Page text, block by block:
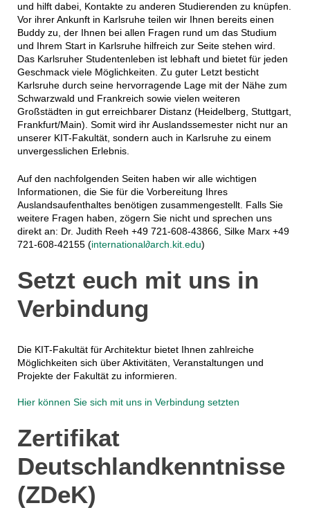
und hilft dabei, Kontakte zu anderen Studierenden zu knüpfen.
Vor ihrer Ankunft in Karlsruhe teilen wir Ihnen bereits einen
Buddy zu, der Ihnen bei allen Fragen rund um das Studium
und Ihrem Start in Karlsruhe hilfreich zur Seite stehen wird.
Das Karlsruher Studentenleben ist lebhaft und bietet für jeden
Geschmack viele Möglichkeiten. Zu guter Letzt besticht
Karlsruhe durch seine hervorragende Lage mit der Nähe zum
Schwarzwald und Frankreich sowie vielen weiteren
Großstädten in gut erreichbarer Distanz (Heidelberg, Stuttgart,
Frankfurt/Main). Somit wird ihr Auslandssemester nicht nur an
unserer KIT-Fakultät, sondern auch in Karlsruhe zu einem
unvergesslichen Erlebnis.
Auf den nachfolgenden Seiten haben wir alle wichtigen
Informationen, die Sie für die Vorbereitung Ihres
Auslandsaufenthaltes benötigen zusammengestellt. Falls Sie
weitere Fragen haben, zögern Sie nicht und sprechen uns
direkt an: Dr. Judith Reeh +49 721-608-43866, Silke Marx +49
721-608-42155 (international∂arch.kit.edu)
Setzt euch mit uns in
Verbindung
Die KIT-Fakultät für Architektur bietet Ihnen zahlreiche
Möglichkeiten sich über Aktivitäten, Veranstaltungen und
Projekte der Fakultät zu informieren.
Hier können Sie sich mit uns in Verbindung setzten
Zertifikat
Deutschlandkenntnisse
(ZDeK)